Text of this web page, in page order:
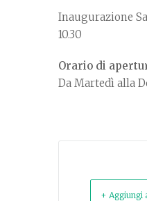
Inaugurazione
10.30
Orario di
Da Martedì alla
+ Aggiungi